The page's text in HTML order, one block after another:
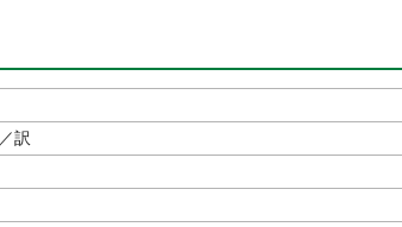
／訳